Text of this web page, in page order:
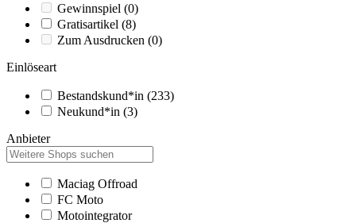
Gewinnspiel (0)
Gratisartikel (8)
Zum Ausdrucken (0)
Einlöseart
Bestandskund*in (233)
Neukund*in (3)
Anbieter
Maciag Offroad
FC Moto
Motointegrator